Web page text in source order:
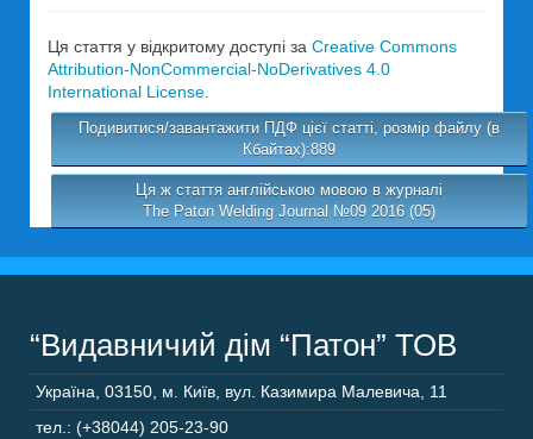
Ця стаття у відкритому доступі за Creative Commons
Attribution-NonCommercial-NoDerivatives 4.0
International License.
Подивитися/завантажити ПДФ цієї статті, розмір файлу (в
Кбайтах):889
Ця ж стаття англійською мовою в журналі
The Paton Welding Journal №09 2016 (05)
“Видавничий дім “Патон” ТОВ
Україна, 03150, м. Київ, вул. Казимира Малевича, 11
тел.: (+38044) 205-23-90